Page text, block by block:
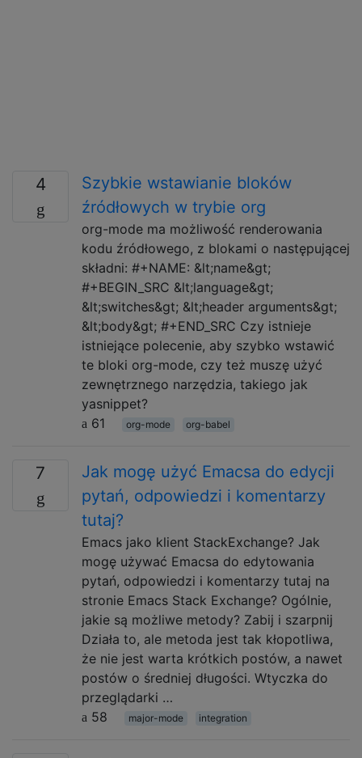
4
Szybkie wstawianie bloków
źródłowych w trybie org
org-mode ma możliwość renderowania
kodu źródłowego, z blokami o następującej
składni: #+NAME: &lt;name&gt;
#+BEGIN_SRC &lt;language&gt;
&lt;switches&gt; &lt;header arguments&gt;
&lt;body&gt; #+END_SRC Czy istnieje
istniejące polecenie, aby szybko wstawić
te bloki org-mode, czy też muszę użyć
zewnętrznego narzędzia, takiego jak
yasnippet?
61
org-mode org-babel
7
Jak mogę użyć Emacsa do edycji
pytań, odpowiedzi i komentarzy
tutaj?
Emacs jako klient StackExchange? Jak
mogę używać Emacsa do edytowania
pytań, odpowiedzi i komentarzy tutaj na
stronie Emacs Stack Exchange? Ogólnie,
jakie są możliwe metody? Zabij i szarpnij
Działa to, ale metoda jest tak kłopotliwa,
że ​​nie jest warta krótkich postów, a nawet
postów o średniej długości. Wtyczka do
przeglądarki …
58
major-mode integration